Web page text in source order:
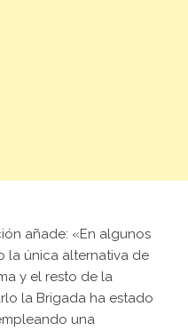
añade: «En algunos
la única alternativa de
y el resto de la
la Brigada ha estado
una